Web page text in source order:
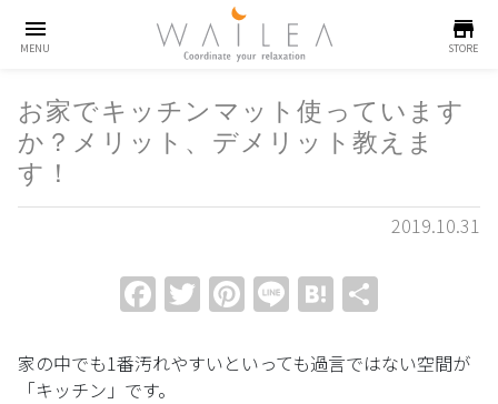
menu
MENU
store
STORE
お家でキッチンマット使っています
か？メリット、デメリット教えま
す！
2019.10.31
Facebook
Twitter
Pinterest
LineHatena
家の中でも1番汚れやすいといっても過言ではない空間が
「キッチン」です。